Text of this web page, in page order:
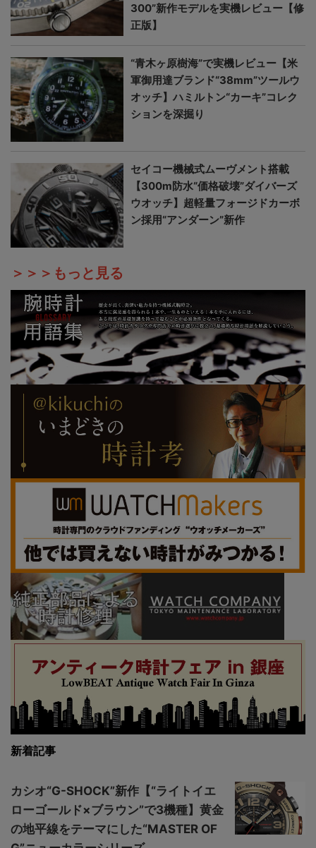
300”新作モデルを実機レビュー【修
正版】
“青木ヶ原樹海”で実機レビュー【米
軍御用達ブランド“38mm”ツールウ
オッチ】ハミルトン“カーキ”コレク
ションを深掘り
セイコー機械式ムーヴメント搭載
【300m防水“価格破壊”ダイバーズ
ウオッチ】超軽量フォージドカーボ
ン採用“アンダーン”新作
＞＞＞もっと見る
新着記事
カシオ“G-SHOCK”新作【“ライトイエ
ローゴールド×ブラウン”で3機種】黄金
の地平線をテーマにした“MASTER OF